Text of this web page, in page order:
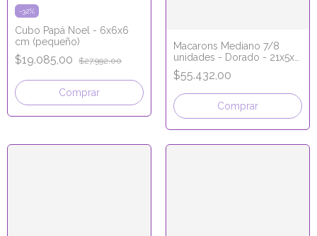
-32%
Cubo Papá Noel - 6x6x6
cm (pequeño)
$19.085,00 $27.992,00
Comprar
Macarons Mediano 7/8
unidades - Dorado - 21x5x5
cm
$55.432,00
Comprar